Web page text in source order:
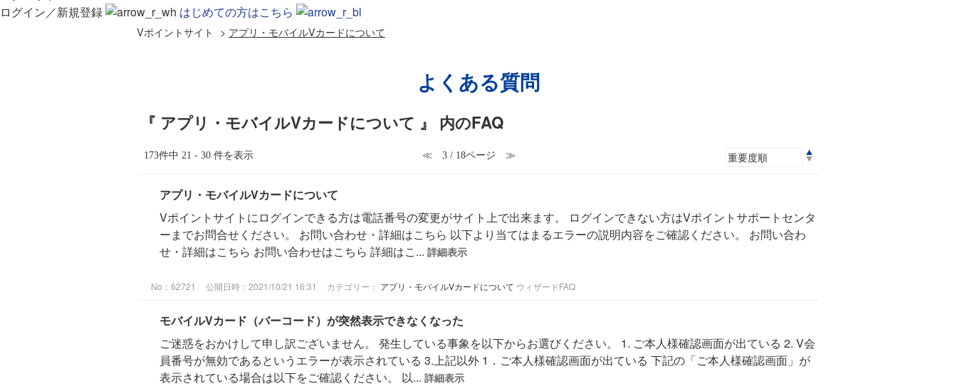
ログイン／新規登録
はじめての方はこちら
Vポイントサイト > アプリ・モバイルVカードについて
よくある質問
『 アプリ・モバイルVカードについて 』 内のFAQ
173件中 21 - 30 件を表示 ≪ 3 / 18ページ ≫
アプリ・モバイルVカードについて
Vポイントサイトにログインできる方は電話番号の変更がサイト上で出来ます。 ログインできない方はVポイントサポートセンタ
ーまでお問合せください。 お問い合わせ・詳細はこちら 以下より当てはまるエラーの説明内容をご確認ください。 お問い合わ
せ・詳細はこちら お問い合わせはこちら 詳細はこ... 詳細表示
No：62721 公開日時：2021/10/21 16:31 カテゴリー： アプリ・モバイルVカードについて ウィザードFAQ
モバイルVカード（バーコード）が突然表示できなくなった
ご迷惑をおかけして申し訳ございません。 発生している事象を以下からお選びください。 1. ご本人様確認画面が出ている 2. V会
員番号が無効であるというエラーが表示されている 3.上記以外 1．ご本人様確認画面が出ている 下記の「ご本人様確認画面」が
表示されている場合は以下をご確認ください。 以... 詳細表示